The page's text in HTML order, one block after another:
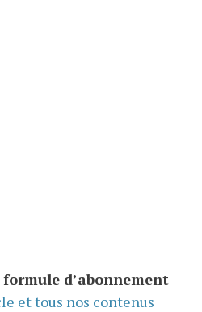
d’abonnement
et tous nos contenus